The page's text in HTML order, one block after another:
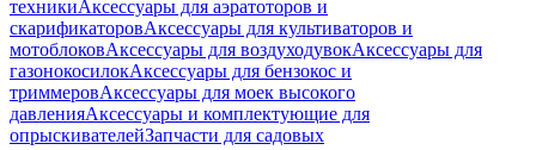
техникиАксессуары для аэратоторов и
скарификаторовАксессуары для культиваторов и
мотоблоковАксессуары для воздуходувокАксессуары для
газонокосилокАксессуары для бензокос и
триммеровАксессуары для моек высокого
давленияАксессуары и комплектующие для
опрыскивателейЗапчасти для садовых